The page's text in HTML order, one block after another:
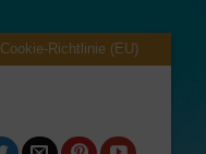
Cookie-Richtlinie (EU)